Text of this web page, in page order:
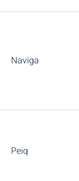
Naviga
Peiq